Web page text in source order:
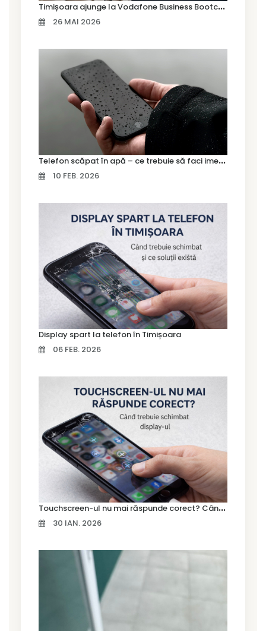
T
imișoara ajunge la Vodafone Business Bootcamp prin Marius Cermian de la Armour România
26 MAI 2026
T
elefon scăpat în apă – ce trebuie să faci imediat și ce greșeli să eviți
10 FEB. 2026
Display spart la telefon în Timișoara
06 FEB. 2026
T
ouchscreen-ul nu mai răspunde corect? Când trebuie schimbat display-ul
30 IAN. 2026